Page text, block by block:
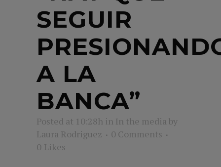
SEGUIR
A LA
BANCA”
Posted at 10:28h in In the media by
Laura Rodriguez
0 Comments
0 Likes